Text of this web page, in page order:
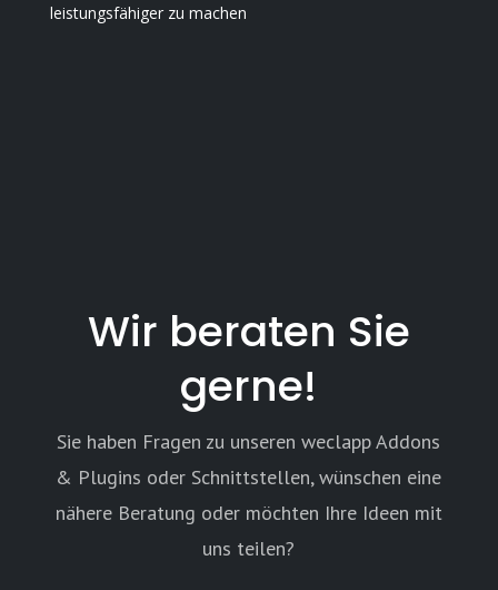
leistungsfähiger zu machen
Wir beraten Sie
gerne!
Sie haben Fragen zu unseren weclapp Addons
& Plugins oder Schnittstellen, wünschen eine
nähere Beratung oder möchten Ihre Ideen mit
uns teilen?